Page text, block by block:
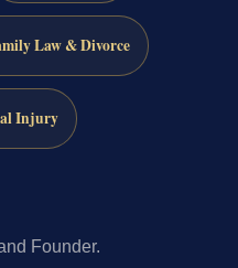
Law & Divorce
Injury
Founder.